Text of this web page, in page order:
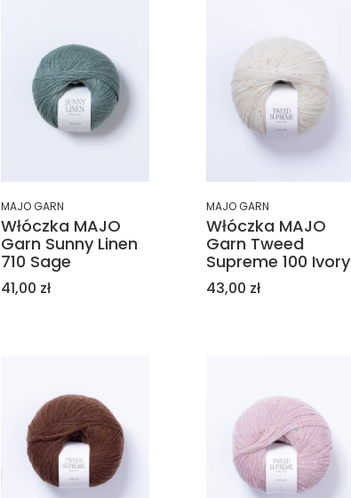
MAJO GARN
Włóczka MAJO
Garn Sunny Linen
710 Sage
Cena
41,00 zł
MAJO GARN
Włóczka MAJO
Garn Tweed
Supreme 100 Ivory
Cena
43,00 zł